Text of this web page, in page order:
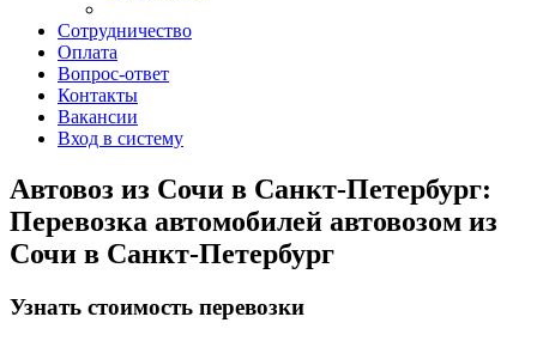
Сотрудничество
Оплата
Вопрос-ответ
Контакты
Вакансии
Вход в систему
Автовоз из Сочи в Санкт-Петербург:
Перевозка автомобилей автовозом из
Сочи в Санкт-Петербург
Узнать стоимость перевозки